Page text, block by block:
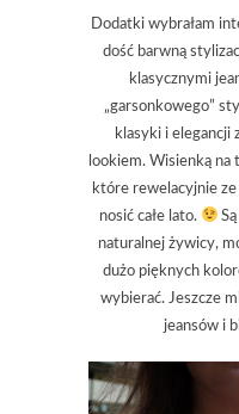
Dodatki wybrałam
dość barwną
klasycznymi
„garsonkowego”
klasyki i elegancji
lookiem. Wisienką
które rewelacyjnie ze
nosić całe lato.
naturalnej żywicy,
dużo pięknych
wybierać. Jeszcze
jeansów i